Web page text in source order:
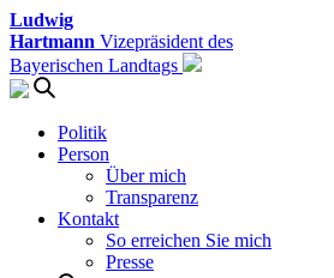
Ludwig
Hartmann Vizepräsident des
Bayerischen Landtags
Politik
Person
Über mich
Transparenz
Kontakt
So erreichen Sie mich
Presse